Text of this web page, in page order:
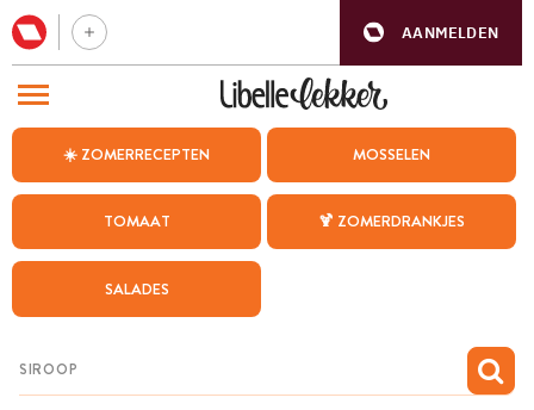
AANMELDEN
☀️ ZOMERRECEPTEN MOSSELEN
TOMAAT 🍹 ZOMERDRANKJES
SALADES
BEZOEK ONZE ANDERE WEBSITES
WEEKMENU
CHAT MET MAIA
MIJN BEWAARDE RECEPTEN